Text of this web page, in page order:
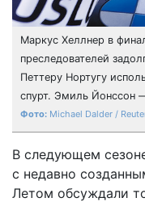
Маркус Хеллнер в
преследователей
Петтеру Нортугу
спурт. Эмиль Йонссон
Michael Dalder /
В следующем
с недавно
Летом обсуждали